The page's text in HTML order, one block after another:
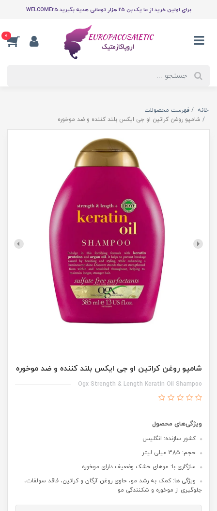
برای اولین خرید از ما یک بن 25 هزار تومانی هدیه بگیرید:WELCOME25
0
خانه
فهرست محصولات
شامپو روغن کراتین او جی ایکس بلند کننده و ضد موخوره
شامپو روغن کراتین او جی ایکس بلند کننده و ضد موخوره
Ogx Strength & Length Keratin Oil Shampoo
ویژگی‌های محصول
کشور سازنده: انگلیس
حجم: 385 میلی لیتر
سازگاری با: موهای خشک وضعیف دارای موخوره
ویژگی ها: کمک به رشد مو، حاوی روغن آرگان و کراتین، فاقد سولفات،
جلوگیری از موخوره و شکنندگی مو